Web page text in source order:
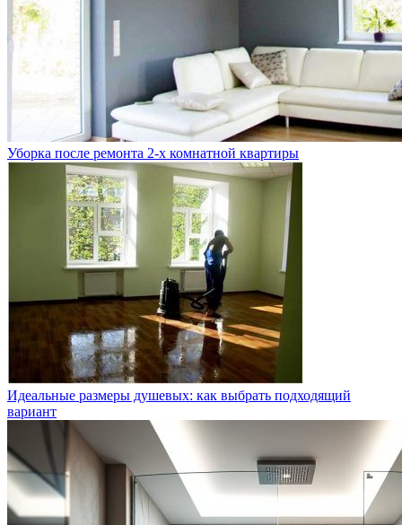
Уборка после ремонта 2-х комнатной квартиры
Идеальные размеры душевых: как выбрать подходящий
вариант